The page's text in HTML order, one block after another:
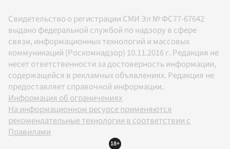
Свидетельство о регистрации СМИ Эл № ФС77-67642
выдано федеральной службой по надзору в сфере
связи, информационных технологий и массовых
коммуникаций (Роскомнадзор) 10.11.2016 г. Редакция не
несет ответственности за достоверность информации,
содержащейся в рекламных объявлениях. Редакция не
предоставляет справочной информации.
Информация об ограничениях
На информационном ресурсе применяются
рекомендательные технологии в соответствии с
Правилами
18+